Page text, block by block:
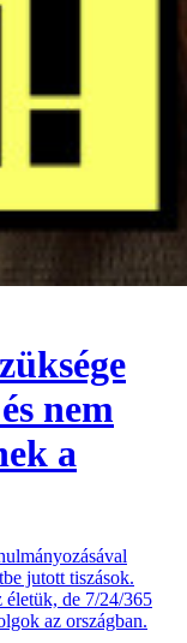
nem
a
jutott tiszások.
de 7/24/365
az országban.